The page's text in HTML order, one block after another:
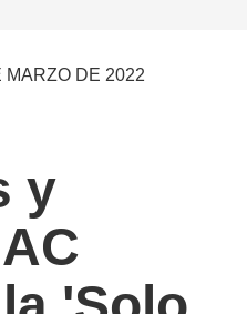
MARZO DE 2022
y